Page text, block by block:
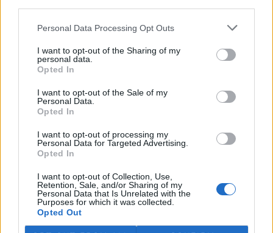
Personal Data Processing Opt Outs
I want to opt-out of the Sharing of my
personal data.
Opted In
I want to opt-out of the Sale of my
Personal Data.
Opted In
I want to opt-out of processing my
Personal Data for Targeted Advertising.
Opted In
I want to opt-out of Collection, Use,
Retention, Sale, and/or Sharing of my
Personal Data that Is Unrelated with the
Purposes for which it was collected.
Opted Out
Island vyhostí aktivisty bojující proti lovu velryb,
pronásledovali velrybáře
5.8.2026 19:54 (ČTK)
Islandské úřady nařídily
poté, co minulý týden
pobřežní stráž s policií zabavily
jejich loď, která pronásledovala velrybářské plavidlo. Pasažéři lodi
Watsona jsou od té doby zadržováni v Reykjavíku. Sám Watson na
palubě nebyl. Píše o tom agentura AFP s odvoláním na islandskou
Záchranná stanice v Praze přijímá kvůli vedrům více
volně žijících zvířat
5.8.2026 17:40 | PRAHA (
Kvůli vysokým letním